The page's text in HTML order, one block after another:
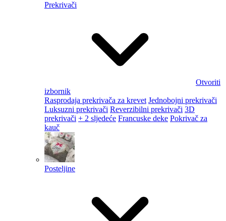
Prekrivači
Otvoriti
izbornik
Rasprodaja prekrivača za krevet Jednobojni prekrivači
Luksuzni prekrivači Reverzibilni prekrivači 3D
prekrivači + 2 sljedeće Francuske deke Pokrivač za
kauč
Posteljine